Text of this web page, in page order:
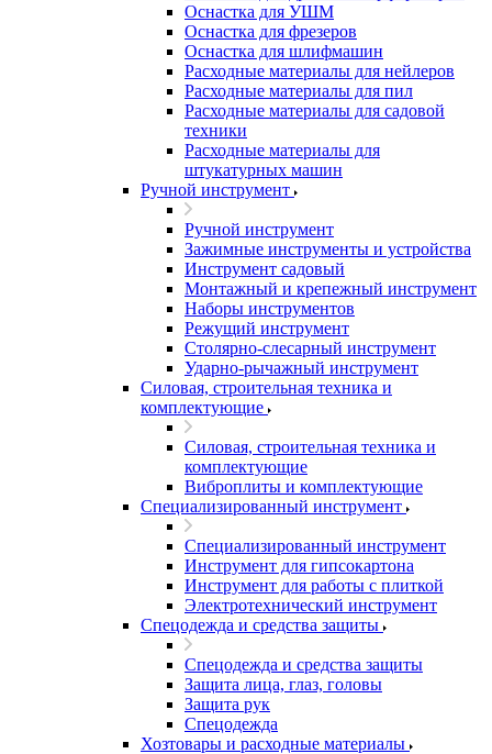
Оснастка для УШМ
Оснастка для фрезеров
Оснастка для шлифмашин
Расходные материалы для нейлеров
Расходные материалы для пил
Расходные материалы для садовой
техники
Расходные материалы для
штукатурных машин
Ручной инструмент
Ручной инструмент
Зажимные инструменты и устройства
Инструмент садовый
Монтажный и крепежный инструмент
Наборы инструментов
Режущий инструмент
Столярно-слесарный инструмент
Ударно-рычажный инструмент
Силовая, строительная техника и
комплектующие
Силовая, строительная техника и
комплектующие
Виброплиты и комплектующие
Специализированный инструмент
Специализированный инструмент
Инструмент для гипсокартона
Инструмент для работы с плиткой
Электротехнический инструмент
Спецодежда и средства защиты
Спецодежда и средства защиты
Защита лица, глаз, головы
Защита рук
Спецодежда
Хозтовары и расходные материалы